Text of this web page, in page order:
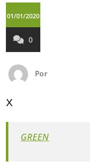
01/01/2020
0
Por
x
GREEN